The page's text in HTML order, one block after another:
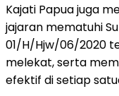
Kajati Papua juga
jajaran mematuhi
01/H/Hjw/06/2020
melekat, serta
efektif di setiap